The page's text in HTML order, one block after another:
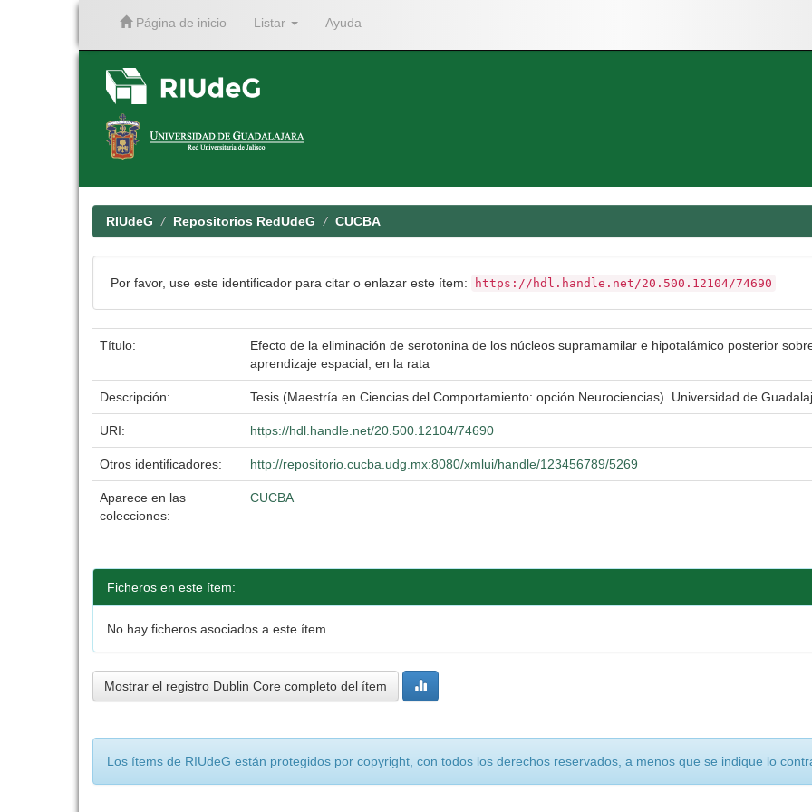
Página de inicio Listar Ayuda
RIUdeG Repositorios RedUdeG CUCBA
Por favor, use este identificador para citar o enlazar este ítem: https://hdl.handle.net/20.500.12104/74690
Título:
Efecto de la eliminación de serotonina de los núcleos supramamilar e hipotalámico posterior
aprendizaje espacial, en la rata
Descripción: Tesis (Maestría en Ciencias del Comportamiento: opción Neurociencias). Universidad de
URI: https://hdl.handle.net/20.500.12104/74690
Otros identificadores: http://repositorio.cucba.udg.mx:8080/xmlui/handle/123456789/5269
Aparece en las
colecciones:
CUCBA
Ficheros en este ítem:
No hay ficheros asociados a este ítem.
Mostrar el registro Dublin Core completo del ítem
Los ítems de RIUdeG están protegidos por copyright, con todos los derechos reservados, a menos que se indique lo